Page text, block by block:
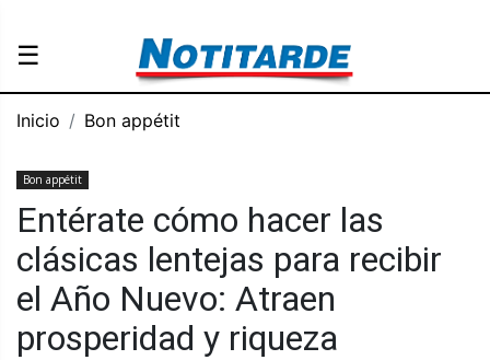
☰
Inicio Bon appétit
Bon appétit
Entérate cómo hacer las
clásicas lentejas para recibir
el Año Nuevo: Atraen
prosperidad y riqueza